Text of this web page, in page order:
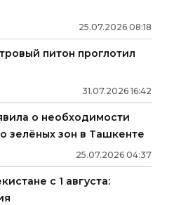
25.07.2026 08:18
питон проглотил
31.07.2026 16:42
о необходимости
зелёных зон в Ташкенте
25.07.2026 04:37
с 1 августа: